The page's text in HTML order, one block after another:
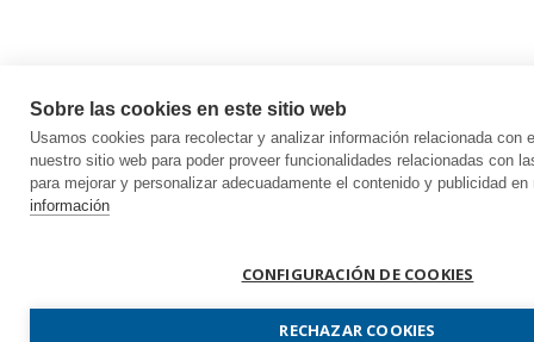
Sobre las cookies en este sitio web
Usamos cookies para recolectar y analizar información relacionada con
nuestro sitio web para poder proveer funcionalidades relacionadas con
para mejorar y personalizar adecuadamente el contenido y publicidad
información
CONFIGURACIÓN DE COOKIES
RECHAZAR COOKIES